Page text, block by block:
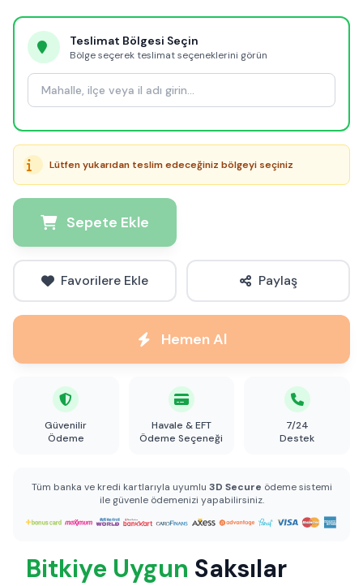
Teslimat Bölgesi Seçin
Bölge seçerek teslimat seçeneklerini görün
Lütfen yukarıdan teslim edeceğiniz bölgeyi seçiniz
Sepete Ekle
Favorilere Ekle Paylaş
Hemen Al
Güvenilir
Ödeme
Havale & EFT
Ödeme Seçeneği
7/24
Destek
Tüm banka ve kredi kartlarıyla uyumlu 3D Secure ödeme sistemi
ile güvenle ödemenizi yapabilirsiniz.
Bitkiye Uygun Saksılar